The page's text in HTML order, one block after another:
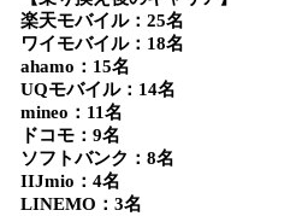
楽天モバイル：25名
ワイモバイル：18名
ahamo：15名
UQモバイル：14名
mineo：11名
ドコモ：9名
ソフトバンク：8名
IIJmio：4名
LINEMO：3名